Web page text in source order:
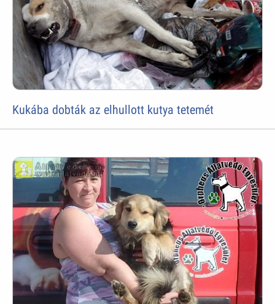
Kukába dobták az elhullott kutya tetemét